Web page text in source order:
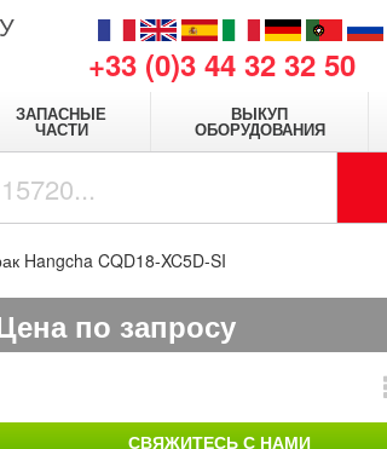
+33 (0)3 44 32 32 50
ЗАПАСНЫЕ
ЧАСТИ
ВЫКУП
ОБОРУДОВАНИЯ
Hangcha CQD18-XC5D-SI
по запросу
СВЯЖИТЕСЬ С НАМИ